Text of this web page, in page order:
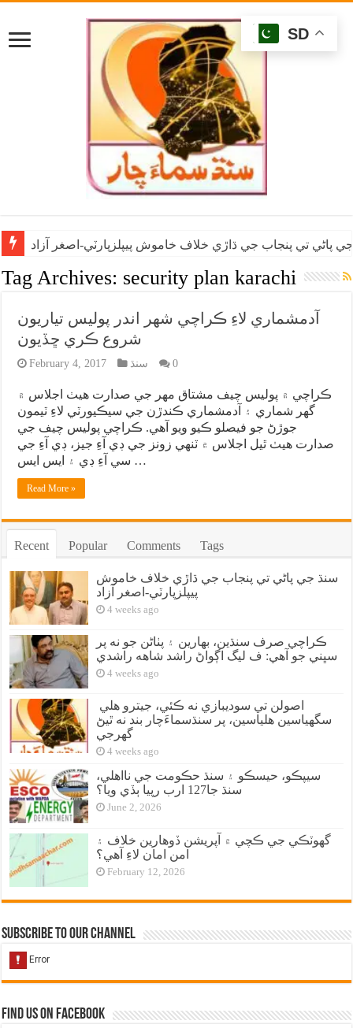
پاڻي تي پنجاب جي ڌاڙي خلاف خاموش پيپلزپارٽي-اصغر آزاد
Tag Archives: security plan karachi
آدمشماري لاءِ ڪراچي شهر اندر پوليس تياريون
شروع ڪري ڇڏيون
February 4, 2017 سنڌ 0
ڪراچي ۾ پوليس چيف مشتاق مهر جي صدارت هيٺ اجلاس ۾
گهر شماري ۽ آدمشماري ڪندڙن جي سيڪيورٽي لاءِ ٽيمون
جوڙڻ جو فيصلو ڪيو ويو آهي. ڪراچي پوليس چيف جي
صدارت هيٺ ٿيل اجلاس ۾ ٽنهي زونز جي ڊي آءِ جيز، ڊي آءِ جي
سي آءِ ڊي ۽ ايس ايس …
Read More »
Recent Popular Comments Tags
سنڌ جي پاڻي تي پنجاب جي ڌاڙي خلاف خاموش
پيپلزپارٽي-اصغر آزاد
4 weeks ago
ڪراچي صرف سنڌين، بهارين ۽ پٺاڻن جو نه پر
سڀني جو آهي: ف ليگ اڳواڻ راشد شاهه راشدي
4 weeks ago
سگهياسين هلياسين، پر سنڌسماءَچار بند نه ٿيڻ
گهرجي
4 weeks ago
سيپڪو، حيسڪو ۽ سنڌ حڪومت جي نااهلي،
سنڌ جا127 ارب رپيا ٻڏي ويا؟
June 2, 2026
گهوٽڪي جي ڪچي ۾ آپريشن ڏوهارين خلاف ۽
امن امان لاءِ آهي؟
February 12, 2026
Subscribe to our Channel
Find us on Facebook
SD